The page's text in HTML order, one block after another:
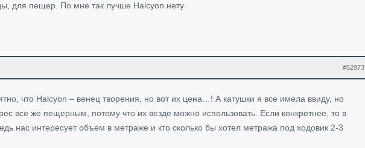
для пещер. По мне так лучше Halcyon нету
#52973
что Halcyon – венец творения, но вот их цена…! А катушки я все имела ввиду, но
все же пещерным, потому что их везде можно использовать. Если конкретнее, то в
нас интересует объем в метраже и кто сколько бы хотел метража под ходовик 2-3